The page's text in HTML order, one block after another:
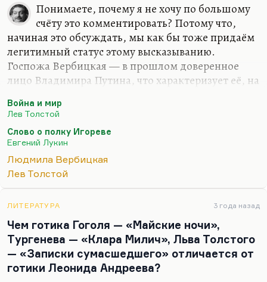
Понимаете, почему я не хочу по большому
счёту это комментировать? Потому что,
начиная это обсуждать, мы как бы тоже придаём
легитимный статус этому высказыванию.
Госпожа Вербицкая — в прошлом доверенное
лицо Владимира Путина, что характеризует её, на
время возглавляла Санкт-Петербургский
что-нибудь подобное, об этом бы стоило
говорить. Но сейчас она человек очень далёкий от
преподавания, от педагогики, от новейших
тенденций в этом вопросе. Я не понимаю, почему
который вообще утратил уже давно контакт с
реальностью современной педагогики.
Ну не…
Война и мир
Лев Толстой
Слово о полку Игореве
Евгений Лукин
Людмила Вербицкая
Лев Толстой
ЛИТЕРАТУРА 3 года назад
Чем готика Гоголя — «Майские ночи»,
Тургенева — «Клара Милич», Льва Толстого
— «Записки сумасшедшего» отличается от
готики Леонида Андреева?